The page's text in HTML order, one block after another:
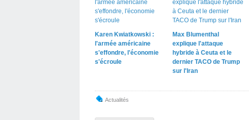
Karen Kwiatkowski :
l'armée américaine
s'effondre, l'économie
s'écroule
Max Blumenthal
explique l'attaque
hybride à Ceuta et le
dernier TACO de Trump
sur l'Iran
Actualités